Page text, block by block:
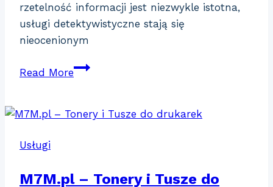
rzetelność informacji jest niezwykle istotna,
usługi detektywistyczne stają się
nieocenionym
Read MoreDetektyw
Usługi
M7M.pl – Tonery i Tusze do